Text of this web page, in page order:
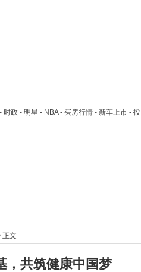
政 - 明星 - NBA - 买房行情 - 新车上市 -
正文
，共筑健康中国梦